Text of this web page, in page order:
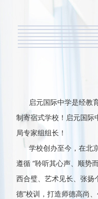
启元国际中学是经教
制寄宿式学校！启元国际
局专家组组长！
学校创办至今，在北
遵循 “聆听其心声、顺势
西合璧、艺术见长、张扬
德”校训，打造师德高尚